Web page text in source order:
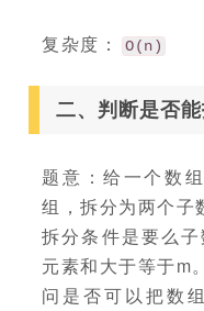
复杂度： O(n)
二、判断是否
题意：给一个数
组，拆分为两个子
拆分条件是要么
元素和大于等于m。
问是否可以把数